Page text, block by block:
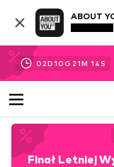
ABOUT
02D10 G 21M 13 S
Finał Letniej